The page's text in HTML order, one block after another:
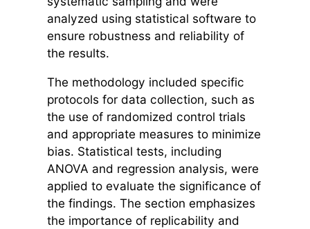
analyzed using statistical software to
ensure robustness and reliability of
the results.
The methodology included specific
protocols for data collection, such as
the use of randomized control trials
and appropriate measures to minimize
bias. Statistical tests, including
ANOVA and regression analysis, were
applied to evaluate the significance of
the findings. The section emphasizes
the importance of replicability and